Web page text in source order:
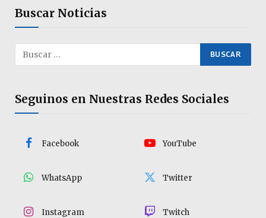
Buscar Noticias
Seguinos en Nuestras Redes Sociales
Facebook YouTube
WhatsApp Twitter
Instagram Twitch